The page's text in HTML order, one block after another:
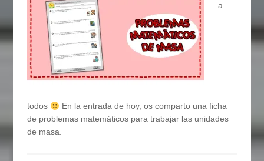
a
todos
En la entrada de hoy, os comparto una ficha
de problemas matemáticos para trabajar las unidades
de masa.